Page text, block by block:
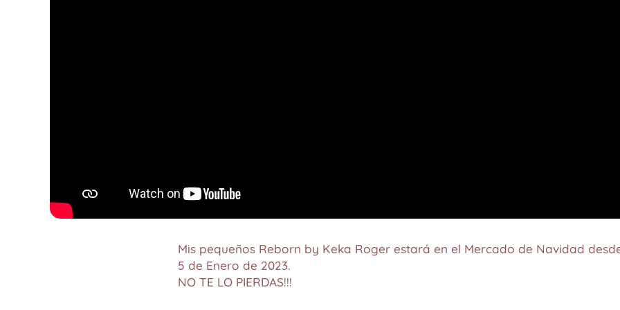
Mis pequeños Reborn by Keka Roger estará en el Mercado de Navidad
5 de Enero de 2023.
NO TE LO PIERDAS!!!